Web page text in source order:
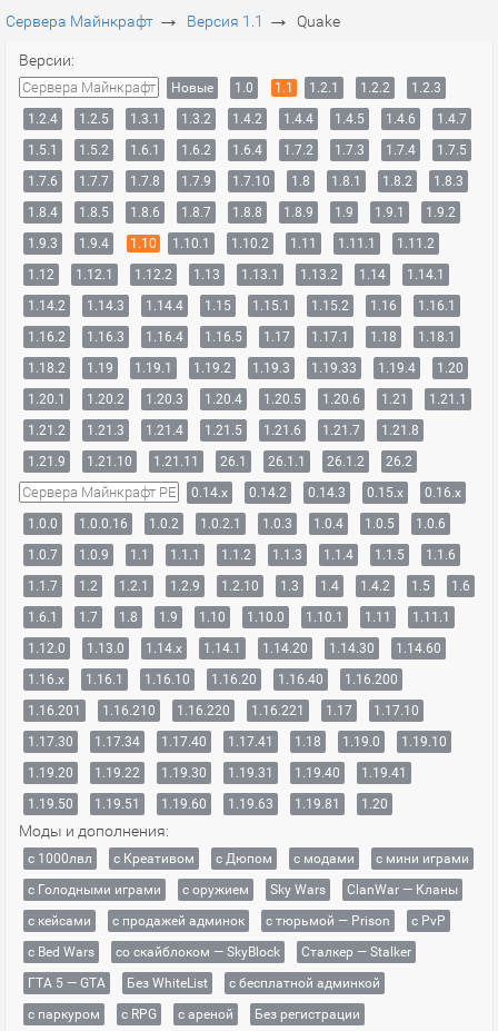
Сервера Майнкрафт → Версия 1.1 → Quake
Версии:
Сервера Майнкрафт Новые 1.0 1.1 1.2.1 1.2.2
1.2.3
1.2.4
1.2.5 1.3.1 1.3.2 1.4.2 1.4.4 1.4.5 1.4.6
1.4.7
1.5.1
1.5.2 1.6.1 1.6.2 1.6.4 1.7.2 1.7.3 1.7.4
1.7.5
1.7.6
1.7.7 1.7.8 1.7.9 1.7.10 1.8 1.8.1 1.8.2
1.8.3
1.8.4
1.8.5 1.8.6 1.8.7 1.8.8 1.8.9 1.9 1.9.1
1.9.2
1.9.3
1.9.4 1.10 1.10.1 1.10.2 1.11 1.11.1
1.11.2
1.12
1.12.1 1.12.2 1.13 1.13.1 1.13.2 1.14
1.14.1
1.14.2
1.14.3 1.14.4 1.15 1.15.1 1.15.2 1.16
1.16.1
1.16.2
1.16.3 1.16.4 1.16.5 1.17 1.17.1 1.18
1.18.1
1.18.2
1.19 1.19.1 1.19.2 1.19.3 1.19.33 1.19.4
1.20
1.20.1
1.20.2 1.20.3 1.20.4 1.20.5 1.20.6 1.21
1.21.1
1.21.2
1.21.3 1.21.4 1.21.5 1.21.6 1.21.7
1.21.8
1.21.9
1.21.10 1.21.11 26.1 26.1.1 26.1.2 26.2
Сервера Майнкрафт PE 0.14.x 0.14.2 0.14.3 0.15.x
0.16.x
1.0.0
1.0.0.16 1.0.2 1.0.2.1 1.0.3 1.0.4 1.0.5
1.0.6
1.0.7
1.0.9 1.1 1.1.1 1.1.2 1.1.3 1.1.4 1.1.5
1.1.6
1.1.7
1.2 1.2.1 1.2.9 1.2.10 1.3 1.4 1.4.2 1.5
1.6
1.6.1
1.7 1.8 1.9 1.10 1.10.0 1.10.1 1.11
1.11.1
1.12.0
1.13.0 1.14.x 1.14.1 1.14.20 1.14.30
1.14.60
1.16.x
1.16.1 1.16.10 1.16.20 1.16.40
1.16.200
1.16.201
1.16.210 1.16.220 1.16.221 1.17
1.17.10
1.17.30
1.17.34 1.17.40 1.17.41 1.18 1.19.0
1.19.10
1.19.20
1.19.22 1.19.30 1.19.31 1.19.40
1.19.41
1.19.50
1.19.51 1.19.60 1.19.63 1.19.81 1.20
Моды и дополнения:
с 1000лвл c Креативом с Дюпом с модами
с мини играми
с Голодными играми
с оружием Sky Wars
ClanWar — Кланы
с кейсами
с продажей админок с тюрьмой — Prison
с PvP
с Bed Wars
со скайблоком — SkyBlock
Сталкер — Stalker
ГТА 5 — GTA
Без WhiteList
с бесплатной админкой
с паркуром
с RPG с ареной
Без регистрации